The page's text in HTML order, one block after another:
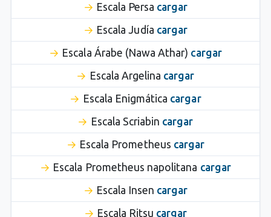
Escala Persa cargar
Escala Judía cargar
Escala Árabe (Nawa Athar) cargar
Escala Argelina cargar
Escala Enigmática cargar
Escala Scriabin cargar
Escala Prometheus cargar
Escala Prometheus napolitana cargar
Escala Insen cargar
Escala Ritsu cargar